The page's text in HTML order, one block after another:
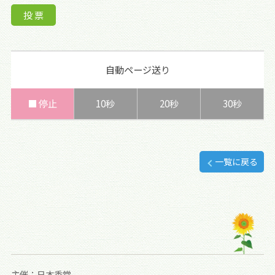
自動ページ送り
■ 停止 10秒 20秒 30秒
一覧に戻る